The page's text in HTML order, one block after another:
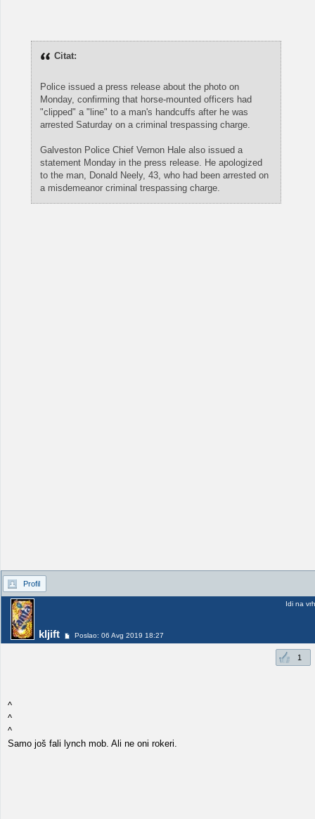
Citat:
Police issued a press release about the photo on
Monday, confirming that horse-mounted officers had
"clipped" a "line" to a man's handcuffs after he was
arrested Saturday on a criminal trespassing charge.
Galveston Police Chief Vernon Hale also issued a
statement Monday in the press release. He apologized
to the man, Donald Neely, 43, who had been arrested on
a misdemeanor criminal trespassing charge.
Profil
kljift Poslao: 06 Avg 2019 18:27
Idi na vrh
1
^
^
^
Samo još fali lynch mob. Ali ne oni rokeri.